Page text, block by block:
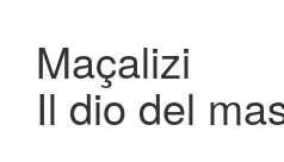
Maçalizi
Il dio del